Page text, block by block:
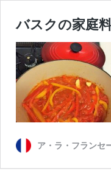
バスクの家庭
ア・ラ・フラン